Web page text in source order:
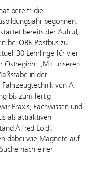
bereits die
begonnen.
bereits der Aufruf,
bei ÖBB-Postbus zu
30 Lehrlinge für vier
Ostregion. „Mit unseren
in der
von A
bis zum fertig
Praxis, Fachwissen und
als attraktiven
Alfred Loidl.
dabei wie Magnete auf
nach einer